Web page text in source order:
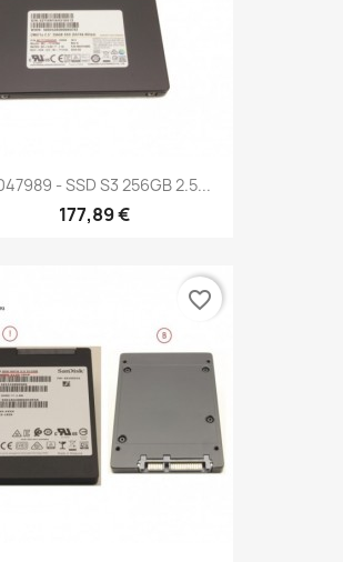
- SSD S3 256GB 2.5...
177,89 €
favorite_border